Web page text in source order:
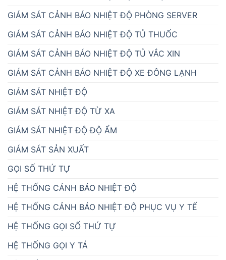
GIÁM SÁT CẢNH BÁO NHIỆT ĐỘ PHÒNG SERVER
GIÁM SÁT CẢNH BÁO NHIỆT ĐỘ TỦ THUỐC
GIÁM SÁT CẢNH BÁO NHIỆT ĐỘ TỦ VẮC XIN
GIÁM SÁT CẢNH BÁO NHIỆT ĐỘ XE ĐÔNG LẠNH
GIÁM SÁT NHIỆT ĐỘ
GIÁM SÁT NHIỆT ĐỘ TỪ XA
GIÁM SÁT NHIỆT ĐỘ ĐỘ ẨM
GIÁM SÁT SẢN XUẤT
GỌI SỐ THỨ TỰ
HỆ THỐNG CẢNH BÁO NHIỆT ĐỘ
HỆ THỐNG CẢNH BÁO NHIỆT ĐỘ PHỤC VỤ Y TẾ
HỆ THỐNG GỌI SỐ THỨ TỰ
HỆ THỐNG GỌI Y TÁ